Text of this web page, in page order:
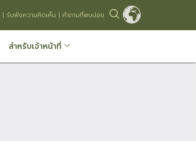
| รับฟังความคิดเห็น | คำถามที่พบบ่อย
สำหรับเจ้าหน้าที่